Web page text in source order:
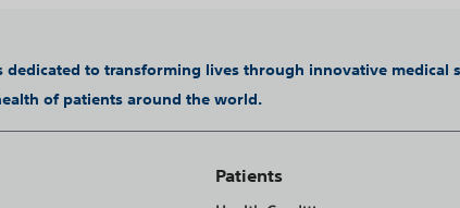
dedicated to transforming lives through innovative medical
of patients around the world.
Patients